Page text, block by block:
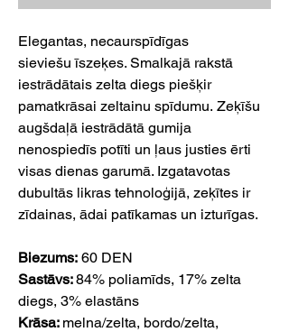
Elegantas, necaurspīdīgas
sieviešu īszeķes. Smalkajā rakstā
iestrādātais zelta diegs piešķir
pamatkrāsai zeltainu spīdumu. Zeķīšu
augšdaļā iestrādātā gumija
nenospiedīs potīti un ļaus justies ērti
visas dienas garumā. Izgatavotas
dubultās likras tehnoloģijā, zeķītes ir
zīdainas, ādai patīkamas un izturīgas.
Biezums: 60 DEN
Sastāvs:84% poliamīds, 17% zelta
diegs, 3% elastāns
Krāsa: melna/zelta, bordo/zelta,